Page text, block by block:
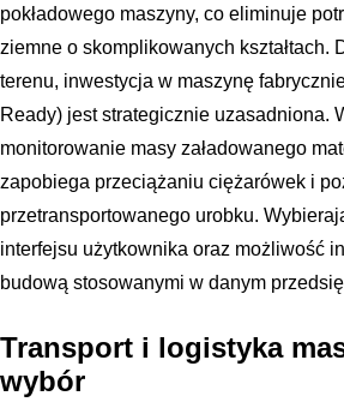
pokładowego maszyny, co eliminuje
ziemne o skomplikowanych
terenu, inwestycja w maszynę
Ready) jest strategicznie uzasadniona.
monitorowanie masy załadowanego
zapobiega przeciążaniu ciężarówek i
przetransportowanego urobku.
interfejsu użytkownika oraz możliwość
budową stosowanymi w danym
Transport i logistyka
wybór